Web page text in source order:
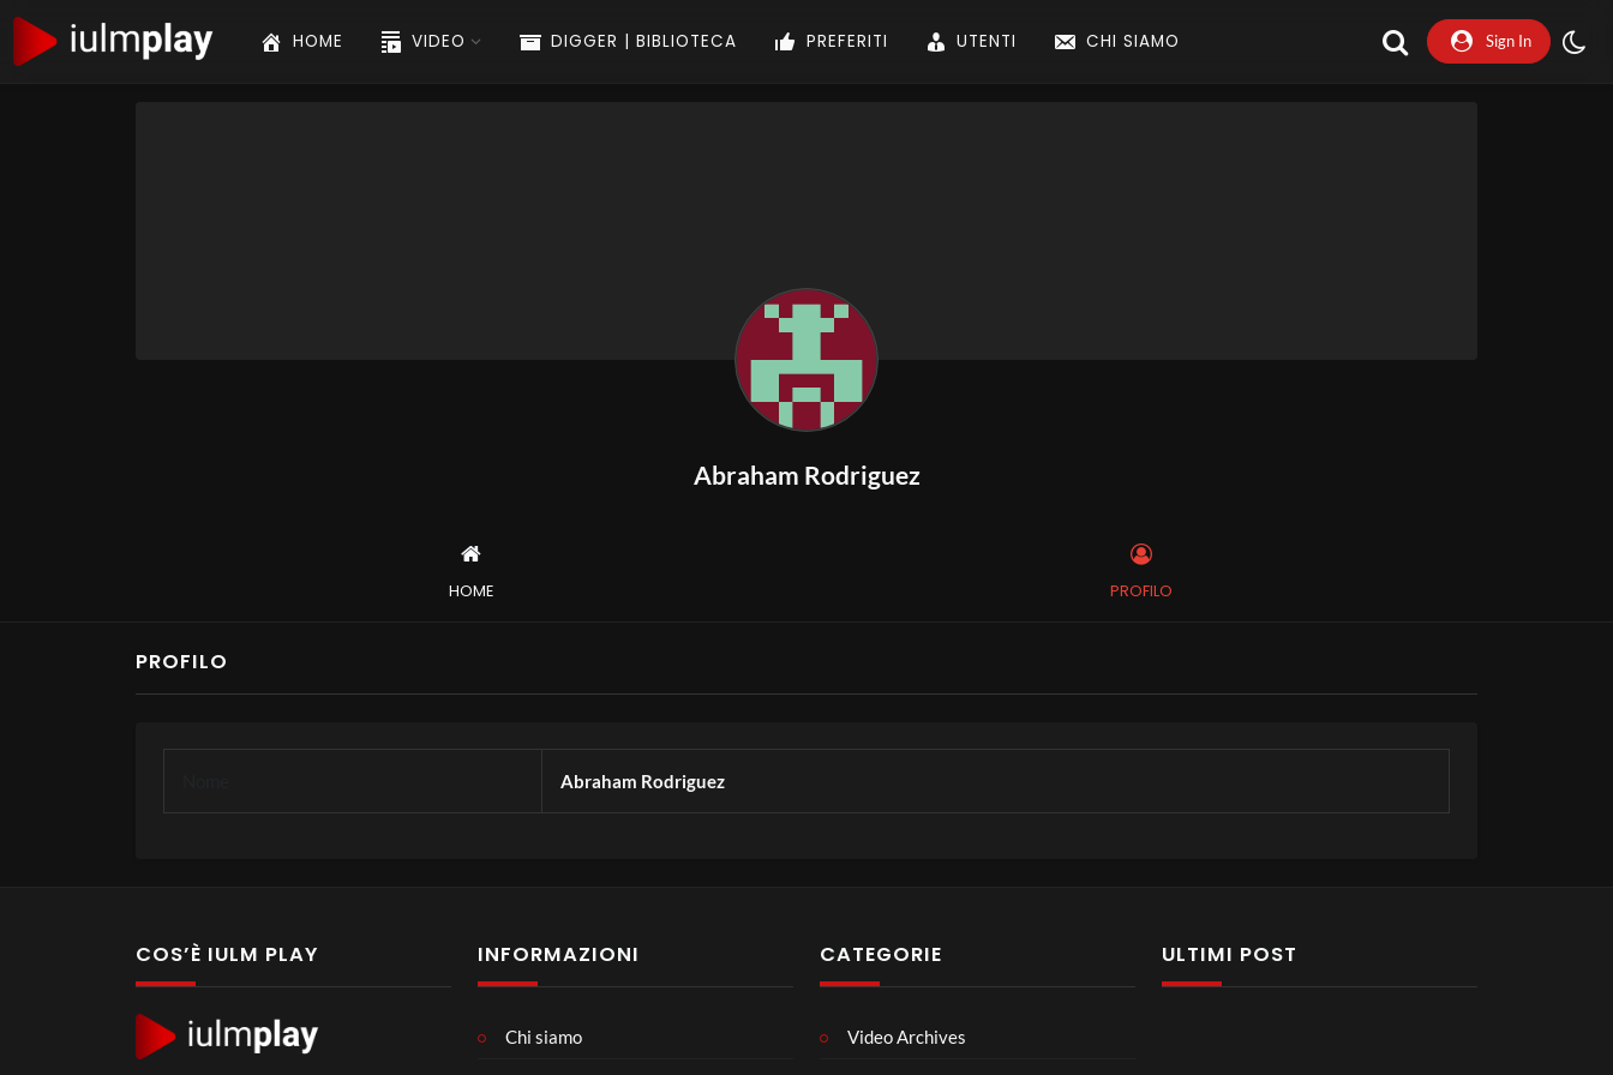
HOME VIDEO DIGGER | BIBLIOTECA PREFERITI UTENTI CHI SIAMO Sign In
Abraham Rodriguez
HOME PROFILO
PROFILO
Abraham Rodriguez
COS’È IULM PLAY INFORMAZIONI
Chi siamo
CATEGORIE
Video Archives
ULTIMI POST